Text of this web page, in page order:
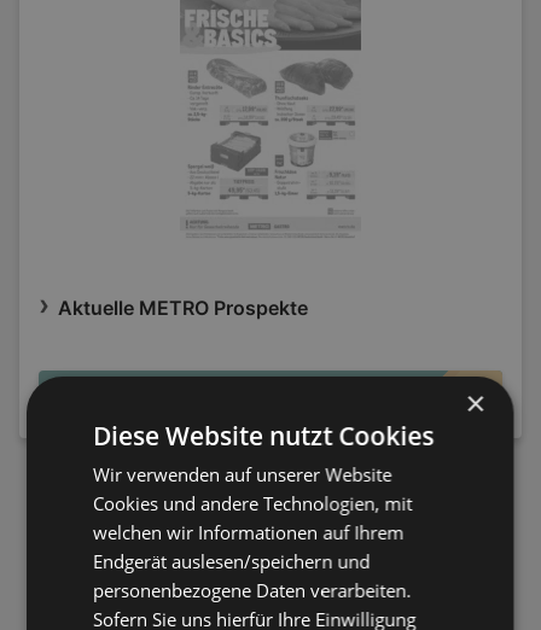
Aktuelle METRO Prospekte
×
Diese Website nutzt Cookies
Wir verwenden auf unserer Website
Cookies und andere Technologien, mit
welchen wir Informationen auf Ihrem
Endgerät auslesen/speichern und
personenbezogene Daten verarbeiten.
Sofern Sie uns hierfür Ihre Einwilligung